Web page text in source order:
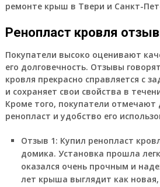
ремонте крыш в Твери и Санкт-
Ренопласт кровля
Покупатели высоко оценивают
его долговечность. Отзывы
кровля прекрасно справляется с
и сохраняет свои свойства в
Кроме того, покупатели отмечают
ренопласт и удобство его
Отзыв 1: Купил ренопласт
домика. Установка прошла
оказался очень прочным и
лет крыша выглядит как